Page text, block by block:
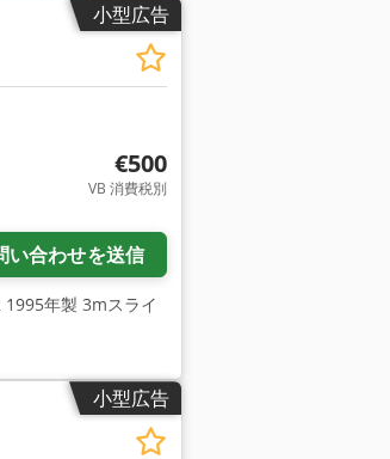
小型広告
€500
VB 消費税別
い合わせを送信
年製 3mスライ
小型広告